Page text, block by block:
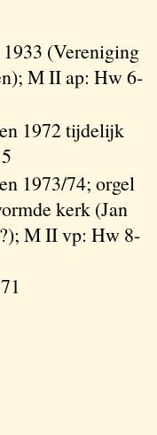
(Vereniging
M II ap: Hw 6-
1972 tijdelijk
1973/74; orgel
kerk (Jan
M II vp: Hw 8-